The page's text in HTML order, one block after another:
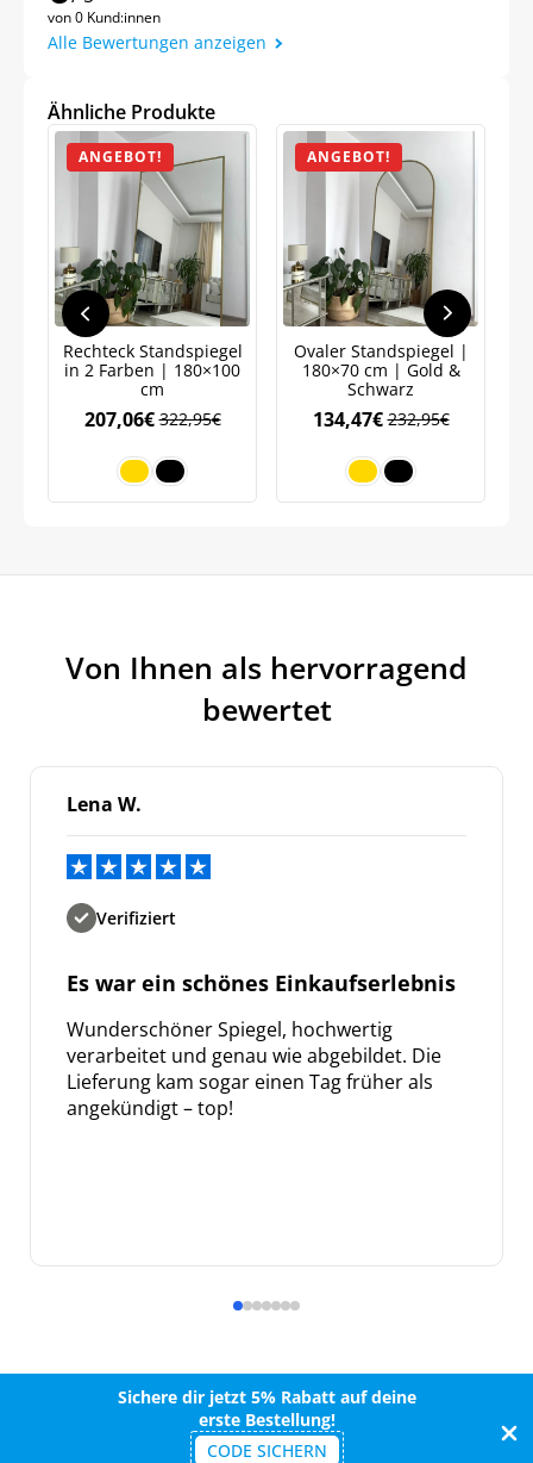
von 0 Kund:innen
Alle Bewertungen anzeigen
Ähnliche Produkte
ANGEBOT!
Rechteck Standspiegel
in 2 Farben | 180×100
cm
322,95€
207,06€
ANGEBOT!
Ovaler Standspiegel |
180×70 cm | Gold &
Schwarz
232,95€
134,47€
Von Ihnen als hervorragend
bewertet
Lena W.
Verifiziert
Es war ein schönes Einkaufserlebnis
Wunderschöner Spiegel, hochwertig
verarbeitet und genau wie abgebildet. Die
Lieferung kam sogar einen Tag früher als
angekündigt – top!
Sichere dir jetzt 5% Rabatt auf deine
erste Bestellung!
CODE SICHERN
Jetzt 5% Rabatt
auf Ihre erste Bestellung sichern!
Meinen Code senden
Bleiben Sie auf dem Laufenden über
Neuigkeiten und Angebote.
Marketingkommunikation verarbeiten. Lesen Sie unsere
Datenschutzrichtlinie.